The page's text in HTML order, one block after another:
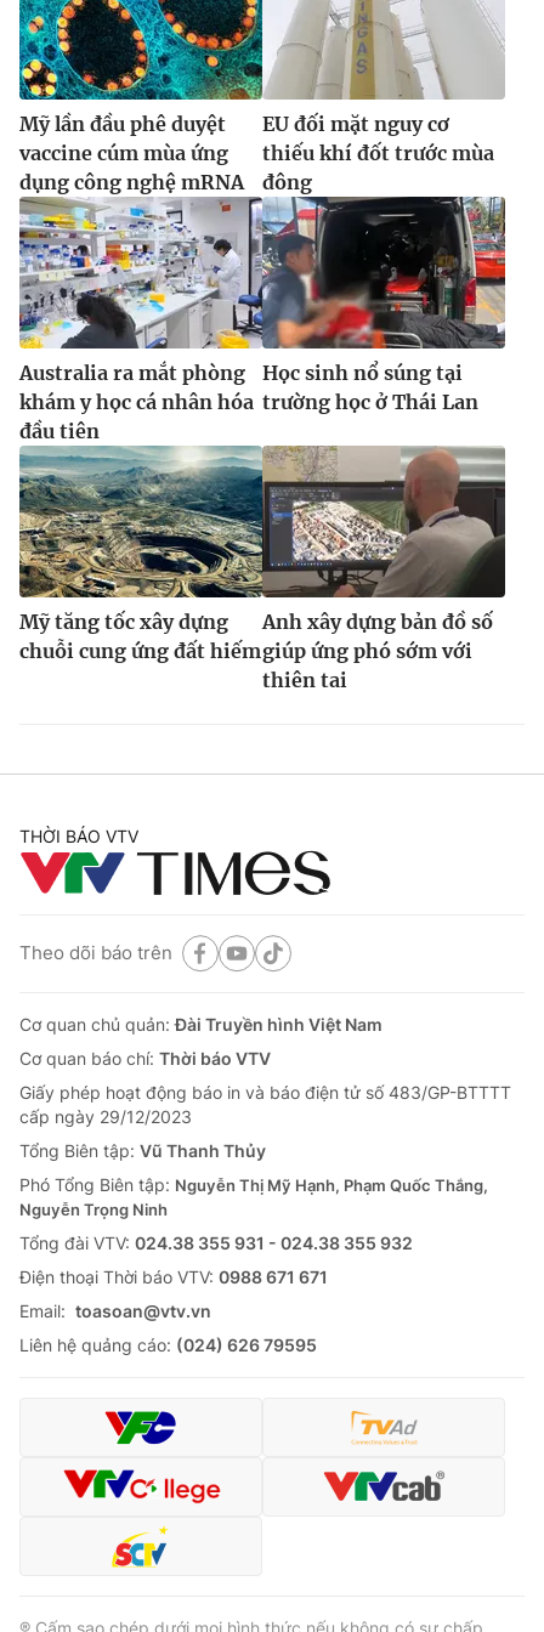
Ðiện thoại Thời báo VTV:024.66 897 897
Email:toasoan@vtv.vn
Liên hệ quảng cáo:024-7300.7108
® Cấm sao chép dưới mọi hình thức nếu không có sự chấp
thuận bằng văn bản. Ghi rõ nguồn VTV.vn khi phát hành lại
thông tin từ website này.
Mỹ lần đầu phê duyệt
vaccine cúm mùa ứng
dụng công nghệ mRNA
EU đối mặt nguy cơ
thiếu khí đốt trước mùa
đông
Australia ra mắt phòng
khám y học cá nhân hóa
đầu tiên
Học sinh nổ súng tại
trường học ở Thái Lan
Mỹ tăng tốc xây dựng
chuỗi cung ứng đất hiếm
Anh xây dựng bản đồ số
giúp ứng phó sớm với
thiên tai
THỜI BÁO VTV
Theo dõi báo trên
Cơ quan chủ quản:Đài Truyền hình Việt Nam
Cơ quan báo chí: Thời báo VTV
Giấy phép hoạt động báo in và báo điện tử số 483/GP-BTTTT
cấp ngày 29/12/2023
Tổng Biên tập: Vũ Thanh Thủy
Phó Tổng Biên tập: Nguyễn Thị Mỹ Hạnh, Phạm Quốc Thắng,
Nguyễn Trọng Ninh
Tổng đài VTV: 024.38 355 931 - 024.38 355 932
Ðiện thoại Thời báo VTV: 0988 671 671
Email: toasoan@vtv.vn
Liên hệ quảng cáo: (024) 626 79595
® Cấm sao chép dưới mọi hình thức nếu không có sự chấp